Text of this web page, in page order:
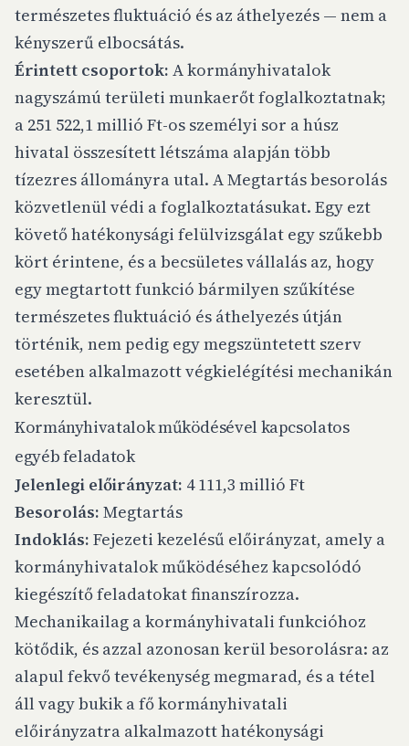
természetes fluktuáció és az áthelyezés — nem a
kényszerű elbocsátás.
Érintett csoportok: A kormányhivatalok
nagyszámú területi munkaerőt foglalkoztatnak;
a 251 522,1 millió Ft-os személyi sor a húsz
hivatal összesített létszáma alapján több
tízezres állományra utal. A Megtartás besorolás
közvetlenül védi a foglalkoztatásukat. Egy ezt
követő hatékonysági felülvizsgálat egy szűkebb
kört érintene, és a becsületes vállalás az, hogy
egy megtartott funkció bármilyen szűkítése
természetes fluktuáció és áthelyezés útján
történik, nem pedig egy megszüntetett szerv
esetében alkalmazott végkielégítési mechanikán
keresztül.
Kormányhivatalok működésével kapcsolatos
egyéb feladatok
Jelenlegi előirányzat: 4 111,3 millió Ft
Besorolás: Megtartás
Indoklás: Fejezeti kezelésű előirányzat, amely a
kormányhivatalok működéséhez kapcsolódó
kiegészítő feladatokat finanszírozza.
Mechanikailag a kormányhivatali funkcióhoz
kötődik, és azzal azonosan kerül besorolásra: az
alapul fekvő tevékenység megmarad, és a tétel
áll vagy bukik a fő kormányhivatali
előirányzatra alkalmazott hatékonysági